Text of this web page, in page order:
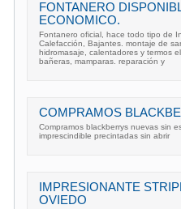
FONTANERO
ECONOMICO.
Fontanero oficial, hace todo tipo de
Calefacción, Bajantes. montaje de
hidromasaje, calentadores y termos
bañeras, mamparas. reparación y
COMPRAMOS
Compramos blackberrys nuevas sin
imprescindible precintadas sin abrir
IMPRESIONANTE
OVIEDO